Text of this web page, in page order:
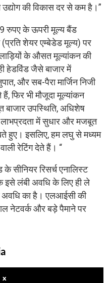
की विकास दर से कम है।”
रुपए के ऊपरी मूल्य बैंड
शेयर एम्बेडेड मूल्य) पर
के औसत मूल्यांकन की
हेडविंड जैसे बाजार में
और सब-पैरा मार्जिन निजी
फिर भी मौजूदा मूल्यांकन
उपस्थिति, अधिशेष
में सुधार और मजबूत
हुए। इसलिए, हम लघु से मध्यम
रेटिंग देते हैं। “
के सीनियर रिसर्च एनालिस्ट
लंबी अवधि के लिए ही ले
अवधि का है। एलआईसी की
नेटवर्क और बड़े पैमाने पर
x